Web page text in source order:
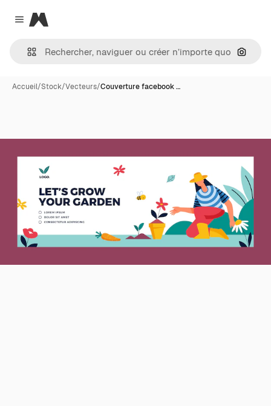
Close menu
Magnific
Accueil/Stock/Vecteurs/Couverture facebook …